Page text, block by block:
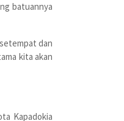
batuannya
dan
kita akan
Kapadokia